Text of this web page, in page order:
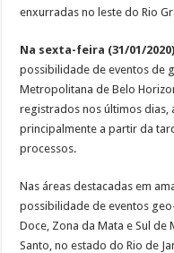
enxurradas no leste do Rio
Na sexta-feira (31/01/2020)
possibilidade de eventos de
Metropolitana de Belo
registrados nos últimos dias,
principalmente a partir da
processos.
Nas áreas destacadas em
possibilidade de eventos
Doce, Zona da Mata e Sul de
Santo, no estado do Rio de